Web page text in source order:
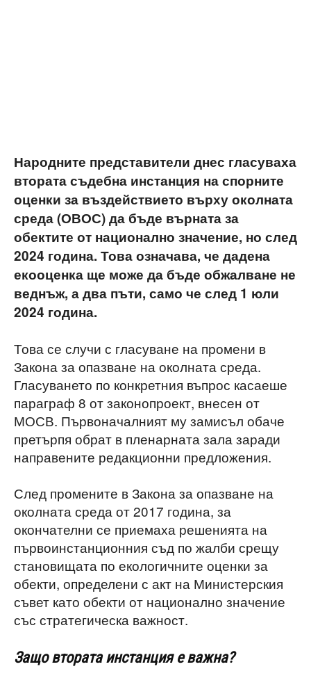
Народните представители днес гласуваха
втората съдебна инстанция на спорните
оценки за въздействието върху околната
среда (ОВОС) да бъде върната за
обектите от национално значение, но след
2024 година. Това означава, че дадена
екооценка ще може да бъде обжалване не
веднъж, а два пъти, само че след 1 юли
2024 година.
Това се случи с гласуване на промени в
Закона за опазване на околната среда.
Гласуването по конкретния въпрос касаеше
параграф 8 от законопроект, внесен от
МОСВ. Първоначалният му замисъл обаче
претърпя обрат в пленарната зала заради
направените редакционни предложения.
След промените в Закона за опазване на
околната среда от 2017 година, за
окончателни се приемаха решенията на
първоинстанционния съд по жалби срещу
становищата по екологичните оценки за
обекти, определени с акт на Министерския
съвет като обекти от национално значение
със стратегическа важност.
Защо втората инстанция е важна?